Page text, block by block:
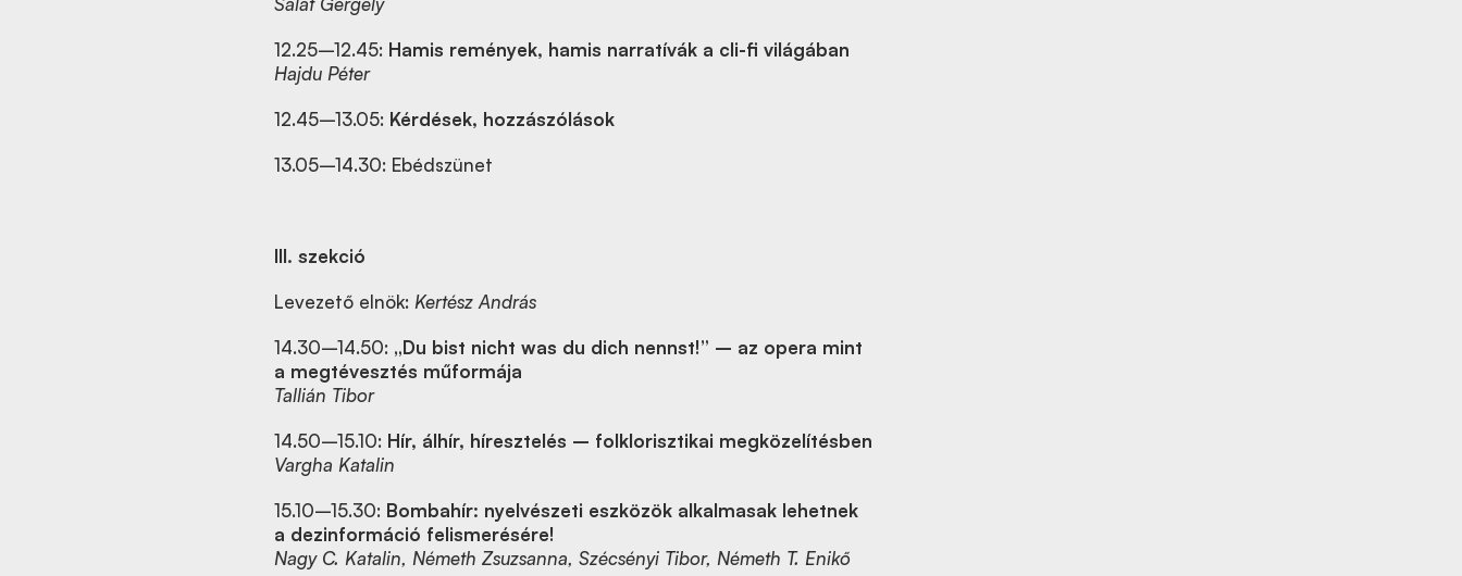
12.25–12.45: Hamis remények, hamis narratívák a cli-fi világában
Hajdu Péter
12.45–13.05: Kérdések, hozzászólások
13.05–14.30: Ebédszünet
III. szekció
Levezető elnök: Kertész András
14.30–14.50: „Du bist nicht was du dich nennst!” – az opera mint
a megtévesztés műformája
Tallián Tibor
14.50–15.10: Hír, álhír, híresztelés – folklorisztikai megközelítésben
Vargha Katalin
15.10–15.30: Bombahír: nyelvészeti eszközök alkalmasak lehetnek
a dezinformáció felismerésére!
Nagy C. Katalin, Németh Zsuzsanna, Szécsényi Tibor, Németh T. Enikő